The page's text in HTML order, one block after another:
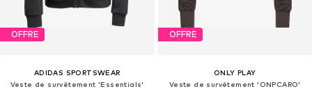
OFFRE
ADIDAS SPORTSWEAR
Veste de survêtement 'Essentials'
OFFRE
ONLY PLAY
Veste de survêtement 'ONPCARO'